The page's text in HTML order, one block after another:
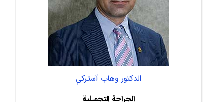
الدكتور وهاب آستركي
الجراحة التجميلية